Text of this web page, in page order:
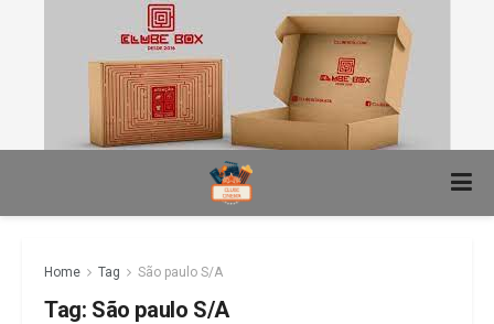
Home Tag São paulo S/A
Tag: São paulo S/A